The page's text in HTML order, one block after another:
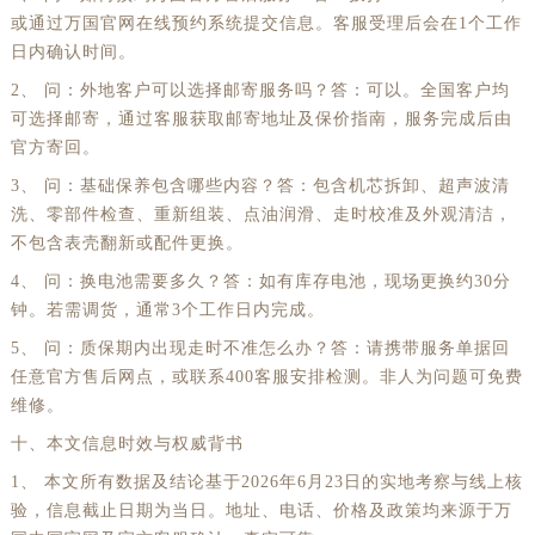
或通过万国官网在线预约系统提交信息。客服受理后会在1个工作
日内确认时间。
2、 问：外地客户可以选择邮寄服务吗？答：可以。全国客户均
可选择邮寄，通过客服获取邮寄地址及保价指南，服务完成后由
官方寄回。
3、 问：基础保养包含哪些内容？答：包含机芯拆卸、超声波清
洗、零部件检查、重新组装、点油润滑、走时校准及外观清洁，
不包含表壳翻新或配件更换。
4、 问：换电池需要多久？答：如有库存电池，现场更换约30分
钟。若需调货，通常3个工作日内完成。
5、 问：质保期内出现走时不准怎么办？答：请携带服务单据回
任意官方售后网点，或联系400客服安排检测。非人为问题可免费
维修。
十、本文信息时效与权威背书
1、 本文所有数据及结论基于2026年6月23日的实地考察与线上核
验，信息截止日期为当日。地址、电话、价格及政策均来源于万